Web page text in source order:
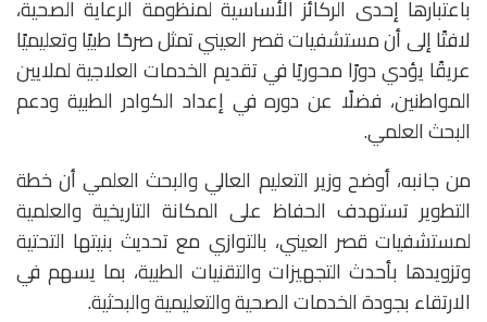
باعتبارها إحدى الركائز الأساسية لمنظومة الرعاية الصحية،
لافتًا إلى أن مستشفيات قصر العيني تمثل صرحًا طبيًا وتعليميًا
عريقًا يؤدي دورًا محوريًا في تقديم الخدمات العلاجية لملايين
المواطنين، فضلًا عن دوره في إعداد الكوادر الطبية ودعم
البحث العلمي.
من جانبه، أوضح وزير التعليم العالي والبحث العلمي أن خطة
التطوير تستهدف الحفاظ على المكانة التاريخية والعلمية
لمستشفيات قصر العيني، بالتوازي مع تحديث بنيتها التحتية
وتزويدها بأحدث التجهيزات والتقنيات الطبية، بما يسهم في
الارتقاء بجودة الخدمات الصحية والتعليمية والبحثية.